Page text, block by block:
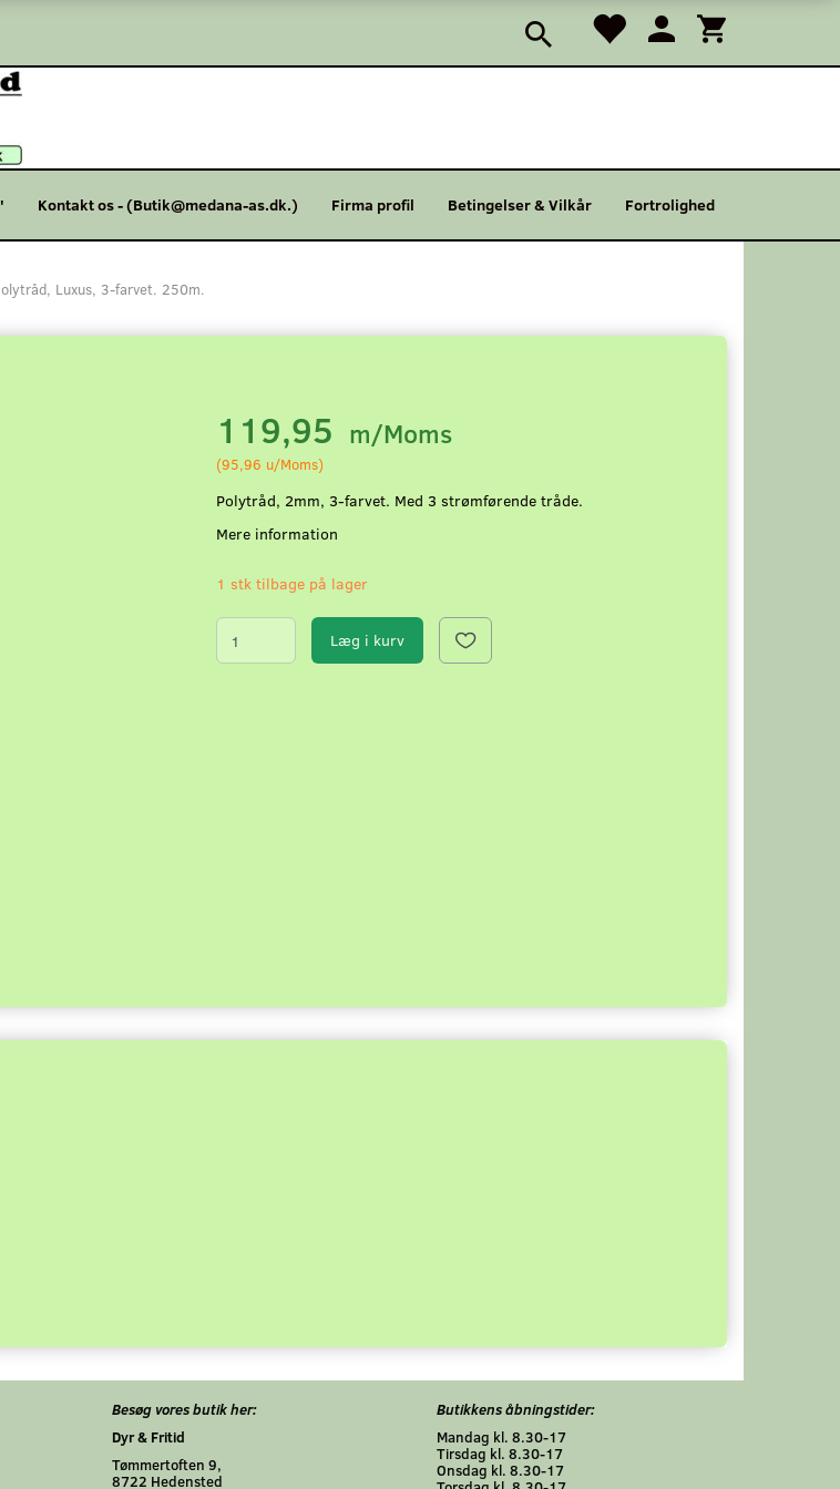
Kontakt os - (Butik@medana-as.dk.) Firma profil Betingelser & Vilkår Fortrolighed
Luxus, 3-farvet. 250m.
119,95 m/Moms
(95,96 u/Moms)
Polytråd, 2mm, 3-farvet. Med 3 strømførende tråde.
Mere information
1 stk tilbage på lager
Læg i kurv
Besøg vores butik her:
Dyr & Fritid
Tømmertoften 9,
8722 Hedensted
Butikkens åbningstider:
Mandag kl. 8.30-17
Tirsdag kl. 8.30-17
Onsdag kl. 8.30-17